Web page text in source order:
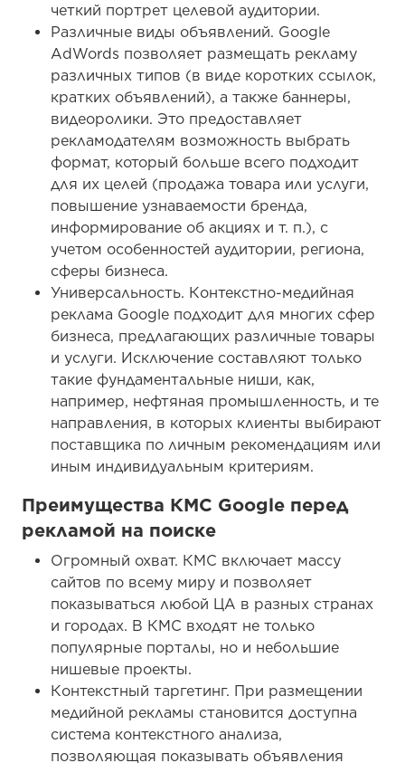
четкий портрет целевой аудитории.
Различные виды объявлений. Google
AdWords позволяет размещать рекламу
различных типов (в виде коротких ссылок,
кратких объявлений), а также баннеры,
видеоролики. Это предоставляет
рекламодателям возможность выбрать
формат, который больше всего подходит
для их целей (продажа товара или услуги,
повышение узнаваемости бренда,
информирование об акциях и т. п.), с
учетом особенностей аудитории, региона,
сферы бизнеса.
Универсальность. Контекстно-медийная
реклама Google подходит для многих сфер
бизнеса, предлагающих различные товары
и услуги. Исключение составляют только
такие фундаментальные ниши, как,
например, нефтяная промышленность, и те
направления, в которых клиенты выбирают
поставщика по личным рекомендациям или
иным индивидуальным критериям.
Преимущества КМС Google перед
рекламой на поиске
Огромный охват. КМС включает массу
сайтов по всему миру и позволяет
показываться любой ЦА в разных странах
и городах. В КМС входят не только
популярные порталы, но и небольшие
нишевые проекты.
Контекстный таргетинг. При размещении
медийной рекламы становится доступна
система контекстного анализа,
позволяющая показывать объявления